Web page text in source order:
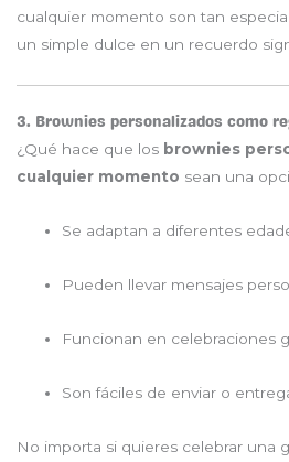
cualquier momento son tan
un simple dulce en un recuerdo
3. Brownies personalizados como
¿Qué hace que los brownies
cualquier momento sean una
Se adaptan a diferentes
Pueden llevar mensajes
Funcionan en celebraciones
Son fáciles de enviar o
No importa si quieres celebrar una